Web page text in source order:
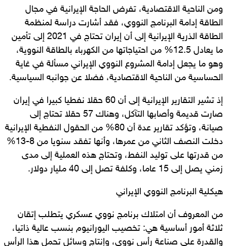
ومن الناحية الاقتصادية، تفرض الحاجة الإيرانية في مجال
الطاقة إدامة البرنامج النووي، فقد أشارت دراسة لمنظمة
الطاقة الذرية الإيرانية إلى أن إيران تحتاج في 2021 إلى تأمين
ما يعادل 12.5% من احتياجاتها من الكهرباء بالطاقة النووية،
وهو ما يجعل إدامة المشروع النووي الإيراني مسألة في غاية
الحساسية من الناحية الاقتصادية، فضلا عن جوانبه السياسية.
إذ تشير التقارير الإيرانية إلى أن 60 حقلا نفطيا كبيرا في إيران
صارت قديمة وأصابها التآكل، وهناك 57 حقلا تحتاج إلى
صيانة، وتؤكد تقارير عدة أن 80% من الحقول النفطية الإيرانية
دخلت النصف الثاني من عمرها، وأنها تفقد سنويا من 8-13%
من قدرتها على توليد النفط، وتحتاج هذه العملية إلى مدى
زمني يصل إلى 15 عاما، وكلفة تصل إلى 40 مليار دولار.
هيكلية البرنامج النووي الإيراني
من المعروف أن امتلاك برنامج نووي عسكري يتطلب إتقان
ثلاثة أمور أساسية هي: تخصيب اليورانيوم بنسب عالية ذاتيا،
والقدرة على صناعة رأس نووي، وإنتاج وسائل تحمل هذا الرأس